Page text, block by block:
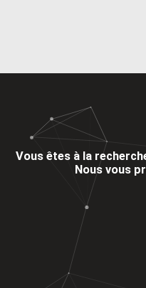
Vous êtes à la
Nous vous